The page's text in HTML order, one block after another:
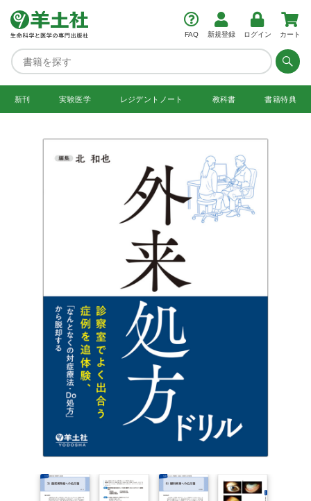
FAQ 新規登録 ログイン カート
新刊 実験医学 レジデント ノート 教科書 書籍特典